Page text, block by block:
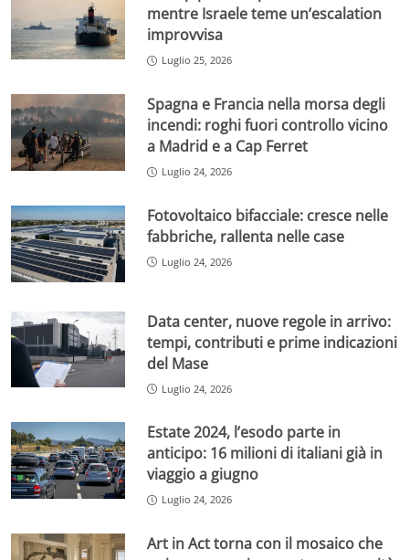
mentre Israele teme un’escalation
improvvisa
Luglio 25, 2026
Spagna e Francia nella morsa degli
incendi: roghi fuori controllo vicino
a Madrid e a Cap Ferret
Luglio 24, 2026
Fotovoltaico bifacciale: cresce nelle
fabbriche, rallenta nelle case
Luglio 24, 2026
Data center, nuove regole in arrivo:
tempi, contributi e prime indicazioni
del Mase
Luglio 24, 2026
Estate 2024, l’esodo parte in
anticipo: 16 milioni di italiani già in
viaggio a giugno
Luglio 24, 2026
Art in Act torna con il mosaico che